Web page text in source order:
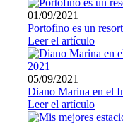
01/09/2021
Portofino es un
Leer el artículo
05/09/2021
Diano Marina en el
Leer el artículo